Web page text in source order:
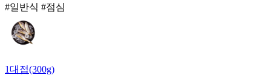
#일반식 #점심
1대접(300g)